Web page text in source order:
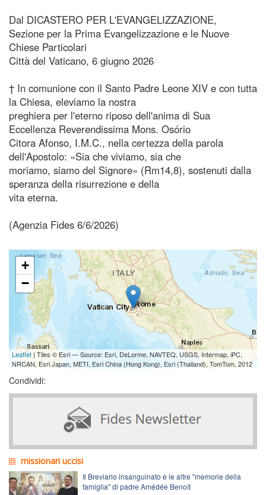
Dal DICASTERO PER L'EVANGELIZZAZIONE,
Sezione per la Prima Evangelizzazione e le Nuove
Chiese Particolari
Città del Vaticano, 6 giugno 2026
† In comunione con il Santo Padre Leone XIV e con tutta
la Chiesa, eleviamo la nostra
preghiera per l'eterno riposo dell'anima di Sua
Eccellenza Reverendissima Mons. Osório
Citora Afonso, I.M.C., nella certezza della parola
dell'Apostolo: «Sia che viviamo, sia che
moriamo, siamo del Signore» (Rm14,8), sostenuti dalla
speranza della risurrezione e della
vita eterna.
(Agenzia Fides 6/6/2026)
+
−
Leaflet | Tiles © Esri — Source: Esri, DeLorme, NAVTEQ, USGS, Intermap, iPC,
NRCAN, Esri Japan, METI, Esri China (Hong Kong), Esri (Thailand), TomTom, 2012
Condividi:
missionari uccisi
Il Breviario insanguinato e le altre "memorie della
famiglia" di padre Amédée Benoît